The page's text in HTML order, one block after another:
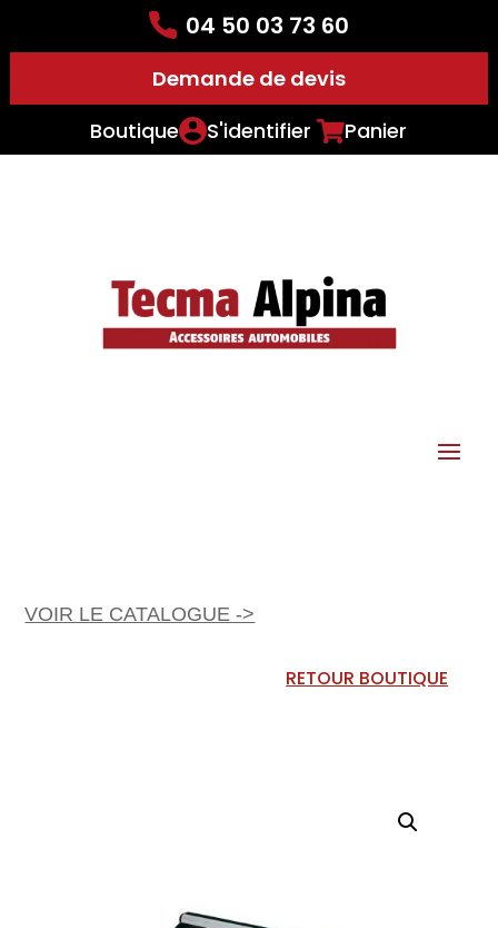
04 50 03 73 60
Demande de devis
Boutique
S'identifier Panier
VOIR LE CATALOGUE ->
RETOUR BOUTIQUE